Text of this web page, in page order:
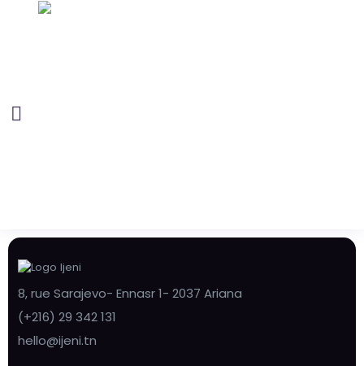
8, rue Sarajevo- Ennasr 1- 2037 Ariana
(+216) 29 342 131
hello@ijeni.tn